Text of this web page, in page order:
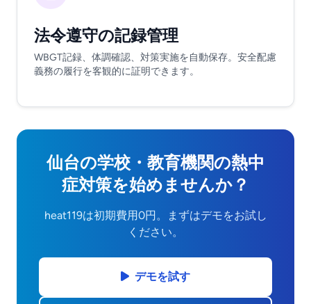
法令遵守の記録管理
WBGT記録、体調確認、対策実施を自動保存。安全配慮
義務の履行を客観的に証明できます。
仙台の学校・教育機関の熱中
症対策を始めませんか？
heat119は初期費用0円。まずはデモをお試し
ください。
デモを試す